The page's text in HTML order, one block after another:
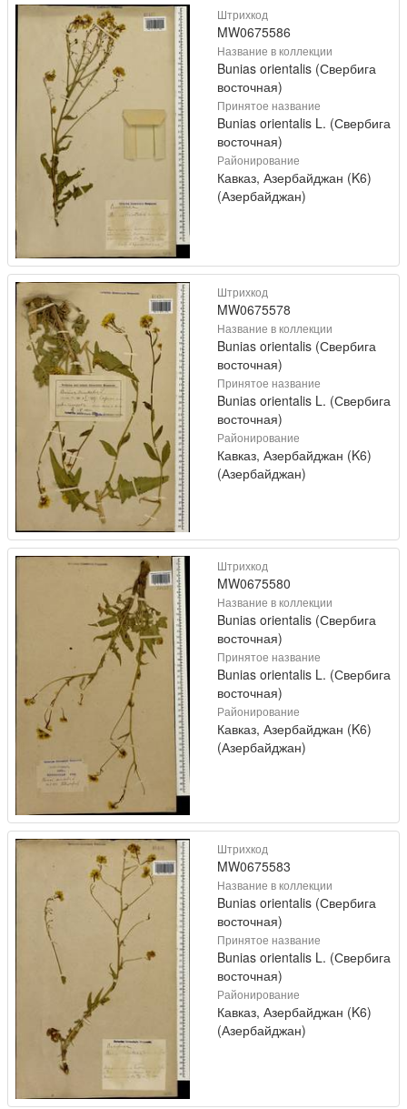
Штрихкод
MW0675586
Название в коллекции
Bunias orientalis (Свербига
восточная)
Принятое название
Bunias orientalis L. (Свербига
восточная)
Районирование
Кавказ, Азербайджан (K6)
(Азербайджан)
Штрихкод
MW0675578
Название в коллекции
Bunias orientalis (Свербига
восточная)
Принятое название
Bunias orientalis L. (Свербига
восточная)
Районирование
Кавказ, Азербайджан (K6)
(Азербайджан)
Штрихкод
MW0675580
Название в коллекции
Bunias orientalis (Свербига
восточная)
Принятое название
Bunias orientalis L. (Свербига
восточная)
Районирование
Кавказ, Азербайджан (K6)
(Азербайджан)
Штрихкод
MW0675583
Название в коллекции
Bunias orientalis (Свербига
восточная)
Принятое название
Bunias orientalis L. (Свербига
восточная)
Районирование
Кавказ, Азербайджан (K6)
(Азербайджан)